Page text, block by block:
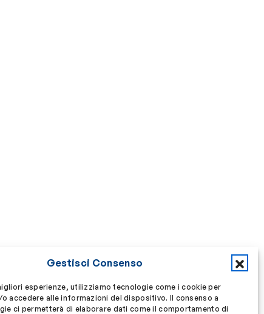
Gestisci Consenso
esperienze, utilizziamo tecnologie come i cookie per
accedere alle informazioni del dispositivo. Il consenso a
ci permetterà di elaborare dati come il comportamento di